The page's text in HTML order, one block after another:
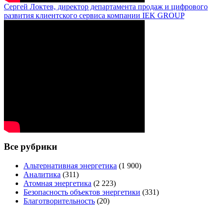
Сергей Локтев, директор департамента продаж и цифрового
развития клиентского сервиса компании IEK GROUP
Все рубрики
Альтернативная энергетика (1 900)
Аналитика (311)
Атомная энергетика (2 223)
Безопасность объектов энергетики (331)
Благотворительность (20)